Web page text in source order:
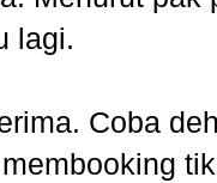
lagi.
Coba